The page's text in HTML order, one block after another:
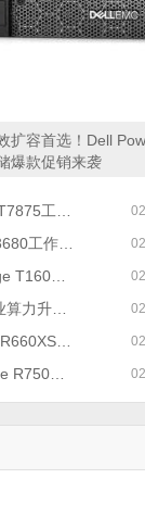
扩容首选！Dell
爆款促销来袭
焕新来袭
时促销指南
爆款促销
促销开启
款促销来袭
促销来袭